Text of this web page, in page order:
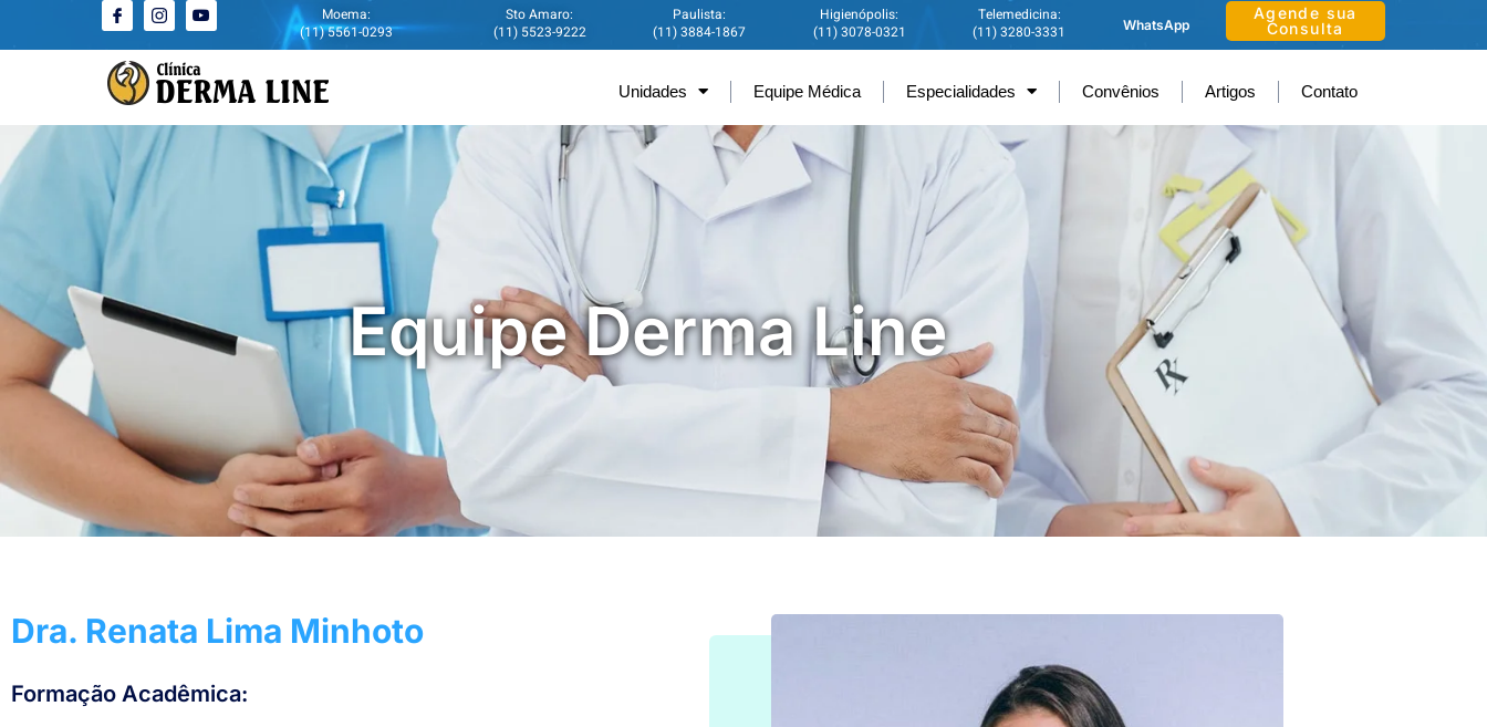
Moema:
(11) 5561-0293
Sto Amaro:
(11) 5523-9222
Paulista:
(11) 3884-1867
Higienópolis:
(11) 3078-0321
Telemedicina:
(11) 3280-3331
WhatsApp
Agende sua
Consulta
Unidades Equipe Médica Especialidades Convênios Artigos Contato
Equipe Derma Line
Dra. Renata Lima Minhoto
Formação Acadêmica: